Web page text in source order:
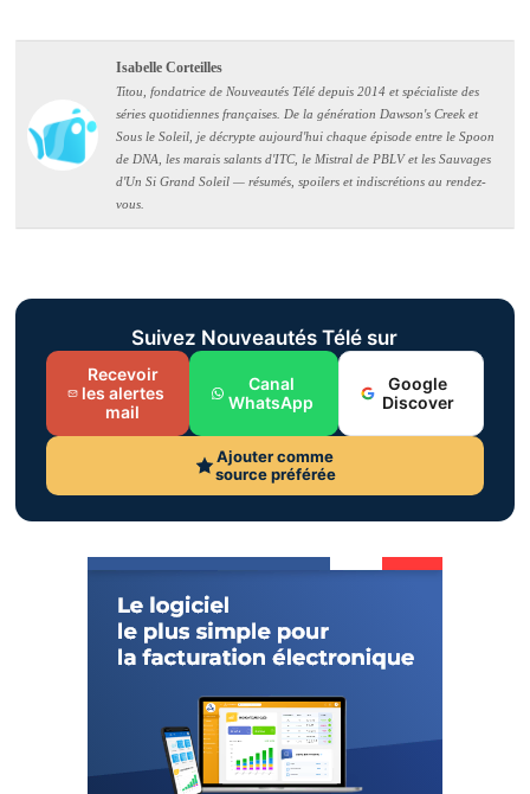
Isabelle Corteilles
Titou, fondatrice de Nouveautés Télé depuis 2014 et spécialiste des
séries quotidiennes françaises. De la génération Dawson's Creek et
Sous le Soleil, je décrypte aujourd'hui chaque épisode entre le Spoon
de DNA, les marais salants d'ITC, le Mistral de PBLV et les Sauvages
d'Un Si Grand Soleil — résumés, spoilers et indiscrétions au rendez-
vous.
Suivez Nouveautés Télé sur
Recevoir
les alertes
mail
Canal
WhatsApp
Google
Discover
Ajouter comme
source préférée